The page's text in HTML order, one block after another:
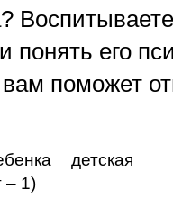
его
поможет
детская
– 1)